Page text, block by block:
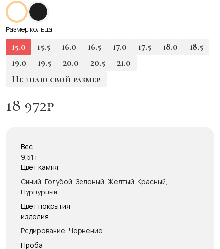
Размер кольца
15.0 15.5 16.0 16.5 17.0 17.5 18.0
18.5
19.0
19.5 20.0 20.5
21.0
Не знаю свой размер
18 972₽
Вес
9,51 г
Цвет камня
Синий, Голубой, Зеленый, Желтый, Красный,
Пурпурный
Цвет покрытия
изделия
Родирование, Чернение
Проба